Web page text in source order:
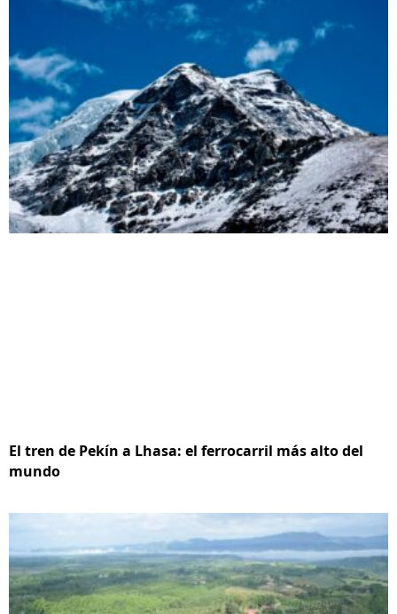
El tren de Pekín a Lhasa: el ferrocarril más alto del
mundo